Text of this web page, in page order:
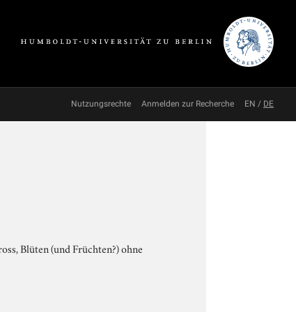
Nutzungsrechte Anmelden zur Recherche EN / DE
Blüten (und Früchten?) ohne